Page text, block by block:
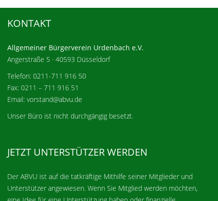
KONTAKT
Allgemeiner Bürgerverein Urdenbach e.V.
Angerstraße 5 · 40593 Düsseldorf
Telefon: 0211-711 916 50
Fax: 0211 – 711 916 51
Email: vorstand@abvu.de
Unser Büro ist nicht durchgängig besetzt.
JETZT UNTERSTÜTZER WERDEN
Der ABVU ist auf die tatkräftige Mithilfe seiner Mitglieder und
Unterstützer angewiesen. Wenn Sie Mitglied werden möchten,